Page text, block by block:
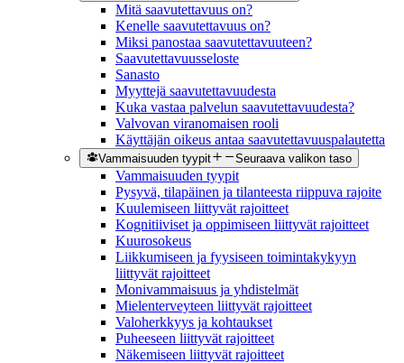
Mitä saavutettavuus on?
Kenelle saavutettavuus on?
Miksi panostaa saavutettavuuteen?
Saavutettavuusseloste
Sanasto
Myyttejä saavutettavuudesta
Kuka vastaa palvelun saavutettavuudesta?
Valvovan viranomaisen rooli
Käyttäjän oikeus antaa saavutettavuuspalautetta
Vammaisuuden tyypit Seuraava valikon taso
Vammaisuuden tyypit
Pysyvä, tilapäinen ja tilanteesta riippuva rajoite
Kuulemiseen liittyvät rajoitteet
Kognitiiviset ja oppimiseen liittyvät rajoitteet
Kuurosokeus
Liikkumiseen ja fyysiseen toimintakykyyn
liittyvät rajoitteet
Monivammaisuus ja yhdistelmät
Mielenterveyteen liittyvät rajoitteet
Valoherkkyys ja kohtaukset
Puheeseen liittyvät rajoitteet
Näkemiseen liittyvät rajoitteet